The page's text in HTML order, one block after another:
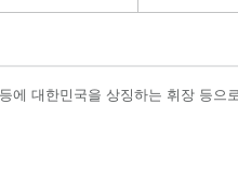
에 대한민국을 상징하는 휘장 등으